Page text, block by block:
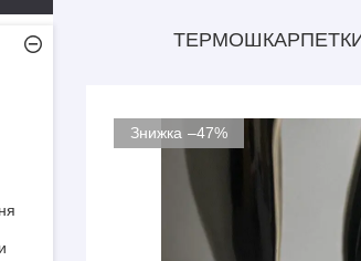
ТЕРМОШКАРПЕТКИ
–47%